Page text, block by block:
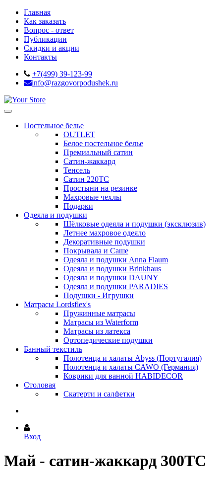
Главная
Как заказать
Вопрос - ответ
Публикации
Скидки и акции
Контакты
+7(499) 39-123-99
info@razgovorpodushek.ru
Постельное белье
OUTLET
Белое постельное белье
Премиальный сатин
Сатин-жаккард
Тенсель
Сатин 220ТС
Простыни на резинке
Махровые чехлы
Подарки
Одеяла и подушки
Шёлковые одеяла и подушки (эксклюзив)
Летнее махровое одеяло
Декоративные подушки
Покрывала и Саше
Одеяла и подушки Anna Flaum
Одеяла и подушки Brinkhaus
Одеяла и подушки DAUNY
Одеяла и подушки PARADIES
Подушки - Игрушки
Матрасы Lordsflex's
Пружинные матрасы
Матрасы из Waterform
Матрасы из латекса
Ортопедические подушки
Банный текстиль
Полотенца и халаты Abyss (Португалия)
Полотенца и халаты CAWO (Германия)
Коврики для ванной HABIDECOR
Столовая
Скатерти и салфетки
Вход
Май - сатин-жаккард 300ТС